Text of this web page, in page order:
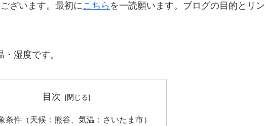
ざいます。最初にこちら を一読願います。ブログの目的とリン
湿度です。
目次
条件（天候：熊谷、気温：さいたま市）